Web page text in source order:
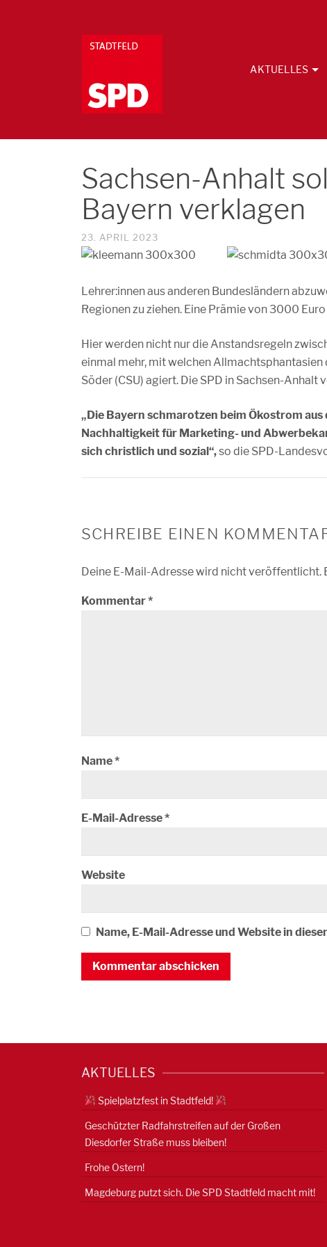
AKTUELLES
Sachsen-Anhalt
Bayern verklagen
23. APRIL 2023
Lehrer:innen aus anderen Bundesländern
Regionen zu ziehen. Eine Prämie von 3000
Hier werden nicht nur die Anstandsregeln
einmal mehr, mit welchen
Söder (CSU) agiert. Die SPD in Sachsen-
„Die Bayern schmarotzen beim Ökostrom
Nachhaltigkeit für Marketing- und
sich christlich und sozial“,so die SPD-
SCHREIBE EINEN
Deine E-Mail-Adresse wird nicht veröffentlicht.
Kommentar*
Name*
E-Mail-Adresse*
Website
Name, E-Mail-Adresse und Website in
AKTUELLES
Spielplatzfest in Stadtfeld!
Geschützter Radfahrstreifen auf der Großen
Diesdorfer Straße muss bleiben!
Frohe Ostern!
Magdeburg putzt sich. Die SPD Stadtfeld macht mit!